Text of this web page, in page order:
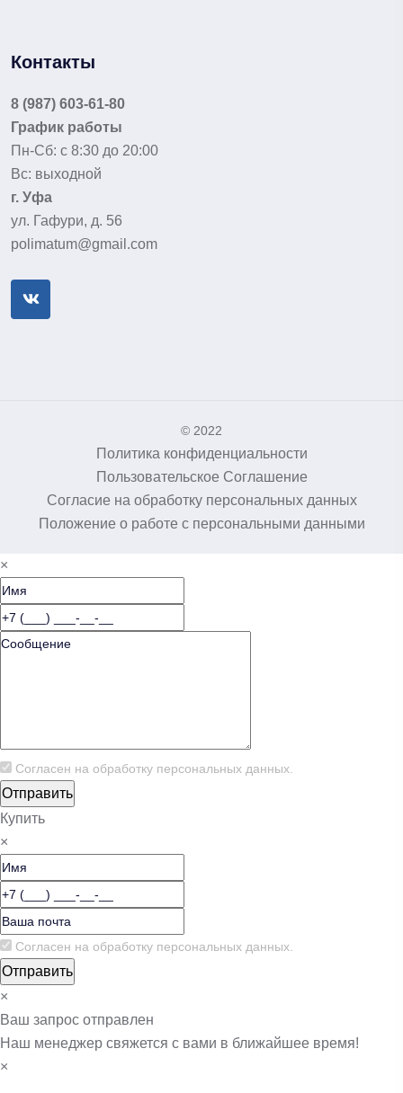
Контакты
8 (987) 603-61-80
График работы
Пн-Сб: с 8:30 до 20:00
Вс: выходной
г. Уфа
ул. Гафури, д. 56
polimatum@gmail.com
© 2022
Политика конфиденциальности
Пользовательское Соглашение
Согласие на обработку персональных данных
Положение о работе с персональными данными
×
Согласен на обработку персональных данных.
Купить
×
Согласен на обработку персональных данных.
×
Ваш запрос отправлен
Наш менеджер свяжется с вами в ближайшее время!
×